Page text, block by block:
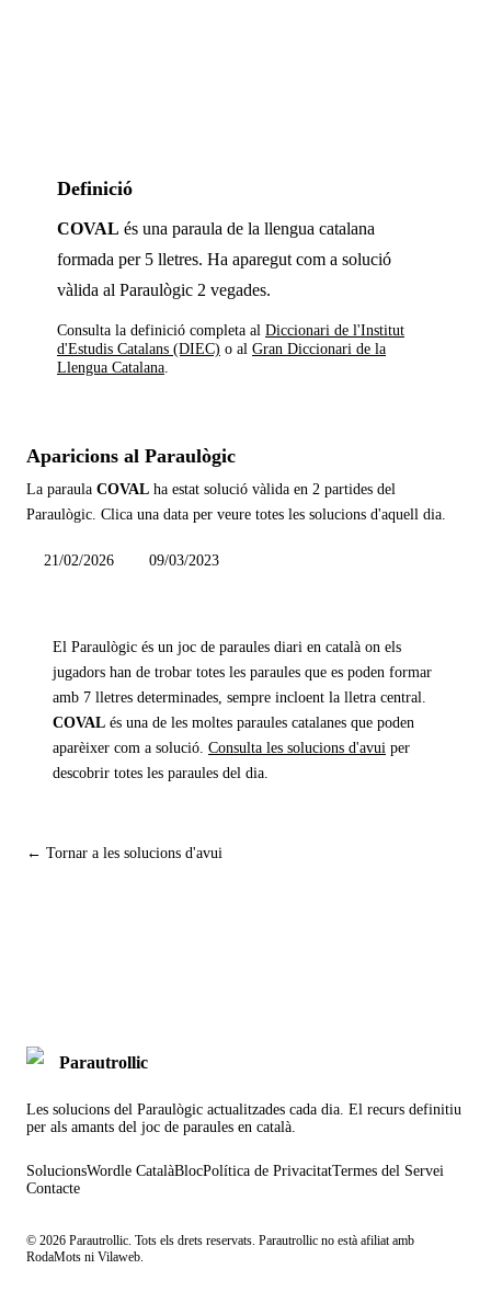
Definició
COVAL és una paraula de la llengua catalana
formada per 5 lletres. Ha aparegut com a solució
vàlida al Paraulògic 2 vegades.
Consulta la definició completa al Diccionari de l'Institut
d'Estudis Catalans (DIEC) o al Gran Diccionari de la
Llengua Catalana
Aparicions al Paraulògic
La paraula COVAL ha estat solució vàlida en 2 partides del
Paraulògic. Clica una data per veure totes les solucions d'aquell dia.
21/02/2026 09/03/2023
El Paraulògic és un joc de paraules diari en català on els
jugadors han de trobar totes les paraules que es poden formar
amb 7 lletres determinades, sempre incloent la lletra central.
COVAL és una de les moltes paraules catalanes que poden
aparèixer com a solució. Consulta les solucions d'avui per
descobrir totes les paraules del dia.
← Tornar a les solucions d'avui
Parautrollic
Les solucions del Paraulògic actualitzades cada dia. El recurs definitiu
per als amants del joc de paraules en català.
SolucionsWordle CatalàBlocPolítica de PrivacitatTermes del Servei
Contacte
© 2026 Parautrollic. Tots els drets reservats. Parautrollic no està afiliat amb
RodaMots ni Vilaweb.